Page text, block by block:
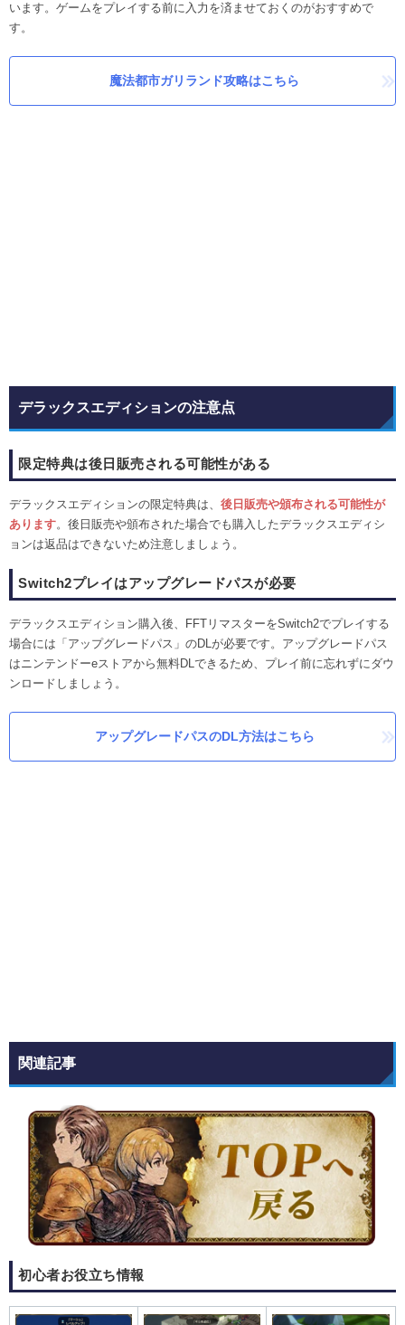
います。ゲームをプレイする前に入力を済ませておくのがおすすめで
す。
魔法都市ガリランド攻略はこちら
デラックスエディションの注意点
限定特典は後日販売される可能性がある
デラックスエディションの限定特典は、 後日販売や頒布される可能性が
あります。後日販売や頒布された場合でも購入したデラックスエディシ
ョンは返品はできないため注意しましょう。
Switch2プレイはアップグレードパスが必要
デラックスエディション購入後、FFTリマスターをSwitch2でプレイする
場合には「アップグレードパス」のDLが必要です。アップグレードパス
はニンテンドーeストアから無料DLできるため、プレイ前に忘れずにダウ
ンロードしましょう。
アップグレードパスのDL方法はこちら
関連記事
初心者お役立ち情報